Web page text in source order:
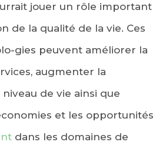
jouer un rôle important
de la qualité de la vie. Ces
gies peuvent améliorer la
augmenter la
de vie ainsi que
et les opportunités
dans les domaines de